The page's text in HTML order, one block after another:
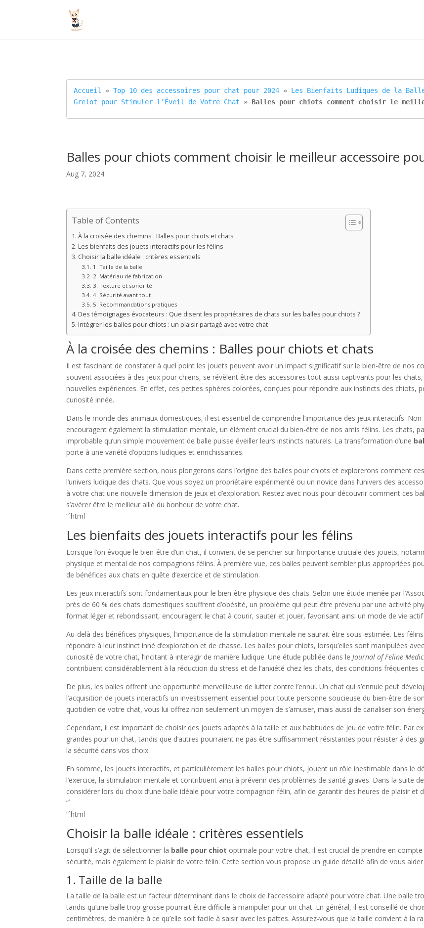
Accueil » Top 10 des accessoires pour chat pour 2024 » Les Bienfaits Ludiques de la
Grelot pour Stimuler l’Éveil de Votre Chat » Balles pour chiots comment choisir le
Balles pour chiots comment choisir le meilleur accessoire
Aug 7, 2024
Table of Contents
À la croisée des chemins : Balles pour chiots et chats
Les bienfaits des jouets interactifs pour les félins
Choisir la balle idéale : critères essentiels
1. Taille de la balle
2. Matériau de fabrication
3. Texture et sonorité
4. Sécurité avant tout
5. Recommandations pratiques
Des témoignages évocateurs : Que disent les propriétaires de chats sur les balles pour chiots ?
Intégrer les balles pour chiots : un plaisir partagé avec votre chat
À la croisée des chemins : Balles pour chiots et chats
Il est fascinant de constater à quel point les jouets peuvent avoir un impact significatif sur le bien-être de nos
souvent associées à des jeux pour chiens, se révèlent être des accessoires tout aussi captivants pour les
nouvelles expériences. En effet, ces petites sphères colorées, conçues pour répondre aux instincts des chiots,
curiosité innée.
Dans le monde des animaux domestiques, il est essentiel de comprendre l’importance des jeux interactifs.
encouragent également la stimulation mentale, un élément crucial du bien-être de nos amis félins. Les chats,
improbable qu’un simple mouvement de balle puisse éveiller leurs instincts naturels. La transformation d’une
porte à une variété d’options ludiques et enrichissantes.
Dans cette première section, nous plongerons dans l’origine des balles pour chiots et explorerons comment
l’univers ludique des chats. Que vous soyez un propriétaire expérimenté ou un novice dans l’univers des
à votre chat une nouvelle dimension de jeux et d’exploration. Restez avec nous pour découvrir comment ces
s’avérer être le meilleur allié du bonheur de votre chat.
“`html
Les bienfaits des jouets interactifs pour les félins
Lorsque l’on évoque le bien-être d’un chat, il convient de se pencher sur l’importance cruciale des jouets,
physique et mental de nos compagnons félins. À première vue, ces balles peuvent sembler plus appropriées
de bénéfices aux chats en quête d’exercice et de stimulation.
Les jeux interactifs sont fondamentaux pour le bien-être physique des chats. Selon une étude menée par
près de 60 % des chats domestiques souffrent d’obésité, un problème qui peut être prévenu par une activité
format léger et rebondissant, encouragent le chat à courir, sauter et jouer, favorisant ainsi un mode de vie
Au-delà des bénéfices physiques, l’importance de la stimulation mentale ne saurait être sous-estimée. Les
répondre à leur instinct inné d’exploration et de chasse. Les balles pour chiots, lorsqu’elles sont manipulées
curiosité de votre chat, l’incitant à interagir de manière ludique. Une étude publiée dans le Journal of Feline
contribuent considérablement à la réduction du stress et de l’anxiété chez les chats, des conditions fréquentes
De plus, les balles offrent une opportunité merveilleuse de lutter contre l’ennui. Un chat qui s’ennuie peut
l’acquisition de jouets interactifs un investissement essentiel pour toute personne soucieuse du bien-être de
quotidien de votre chat, vous lui offrez non seulement un moyen de s’amuser, mais aussi de canaliser son
Cependant, il est important de choisir des jouets adaptés à la taille et aux habitudes de jeu de votre félin. Par
grandes pour un chat, tandis que d’autres pourraient ne pas être suffisamment résistantes pour résister à des
la sécurité dans vos choix.
En somme, les jouets interactifs, et particulièrement les balles pour chiots, jouent un rôle inestimable dans le
l’exercice, la stimulation mentale et contribuent ainsi à prévenir des problèmes de santé graves. Dans la suite
considérer lors du choix d’une balle idéale pour votre compagnon félin, afin de garantir des heures de plaisir et
“`
“`html
Choisir la balle idéale : critères essentiels
Lorsqu’il s’agit de sélectionner la balle pour chiot optimale pour votre chat, il est crucial de prendre en
sécurité, mais également le plaisir de votre félin. Cette section vous propose un guide détaillé afin de vous
1. Taille de la balle
La taille de la balle est un facteur déterminant dans le choix de l’accessoire adapté pour votre chat. Une balle
tandis qu’une balle trop grosse pourrait être difficile à manipuler pour un chat. En général, il est conseillé de
centimètres, de manière à ce qu’elle soit facile à saisir avec les pattes. Assurez-vous que la taille convient à la